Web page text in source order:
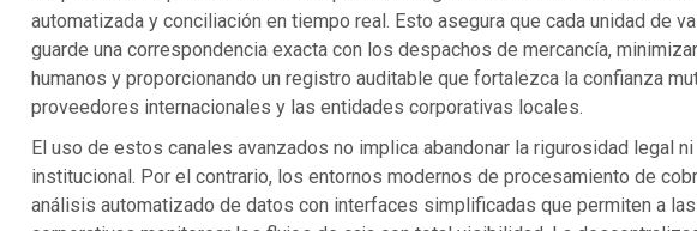
automatizada y conciliación en tiempo real. Esto asegura que cada unidad de
guarde una correspondencia exacta con los despachos de mercancía,
humanos y proporcionando un registro auditable que fortalezca la confianza
proveedores internacionales y las entidades corporativas locales.
El uso de estos canales avanzados no implica abandonar la rigurosidad legal
institucional. Por el contrario, los entornos modernos de procesamiento de
análisis automatizado de datos con interfaces simplificadas que permiten a